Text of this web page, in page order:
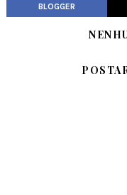
BLOGGER